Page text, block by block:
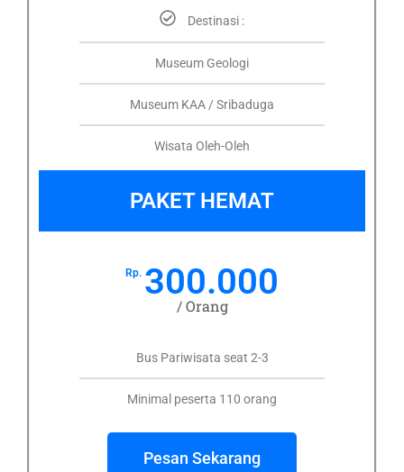
Destinasi :
Museum Geologi
Museum KAA / Sribaduga
Wisata Oleh-Oleh
PAKET HEMAT
Rp. 300.000
/ Orang
Bus Pariwisata seat 2-3
Minimal peserta 110 orang
Pesan Sekarang